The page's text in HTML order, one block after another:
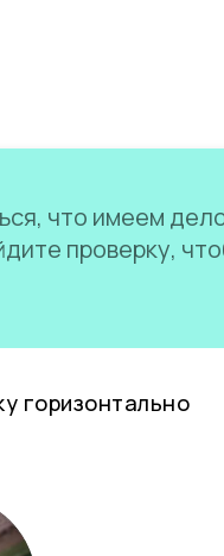
что имеем
проверку,
горизонтально